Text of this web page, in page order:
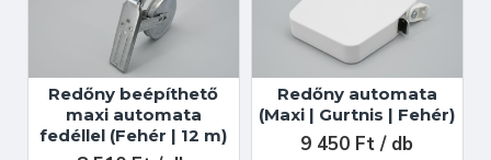
Redőny beépíthető
maxi automata
fedéllel (Fehér | 12 m)
Redőny automata
(Maxi | Gurtnis | Fehér)
9 450 Ft / db